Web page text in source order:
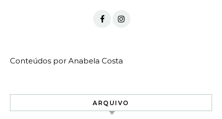
Conteúdos por Anabela Costa
ARQUIVO